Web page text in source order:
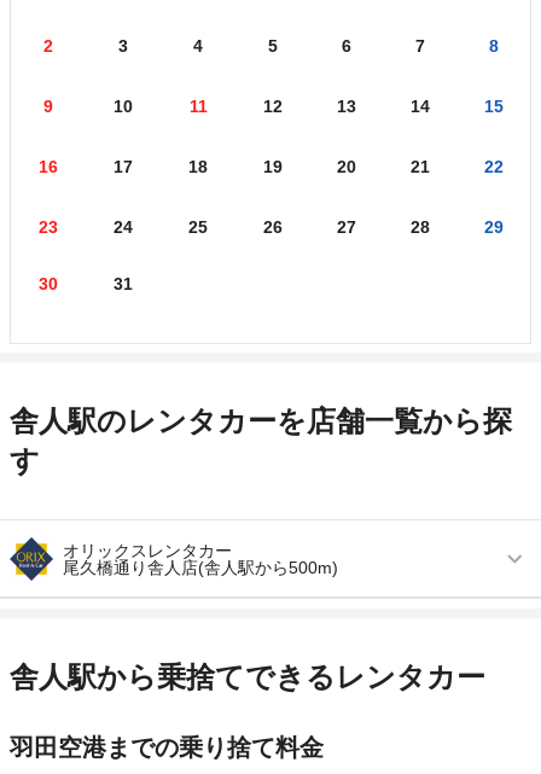
2 3 4 5 6 7 8
9 10 11 12 13 14 15
16 17 18 19 20 21 22
23 24 25 26 27 28 29
30 31
舎人駅のレンタカーを店舗一覧から探
す
オリックスレンタカー
尾久橋通り舎人店(舎人駅から500m)
アクセス 舎人駅より徒歩で約7分（送迎なし）
店舗詳細 店舗詳細ページはこちら
舎人駅から乗捨てできるレンタカー
羽田空港までの乗り捨て料金